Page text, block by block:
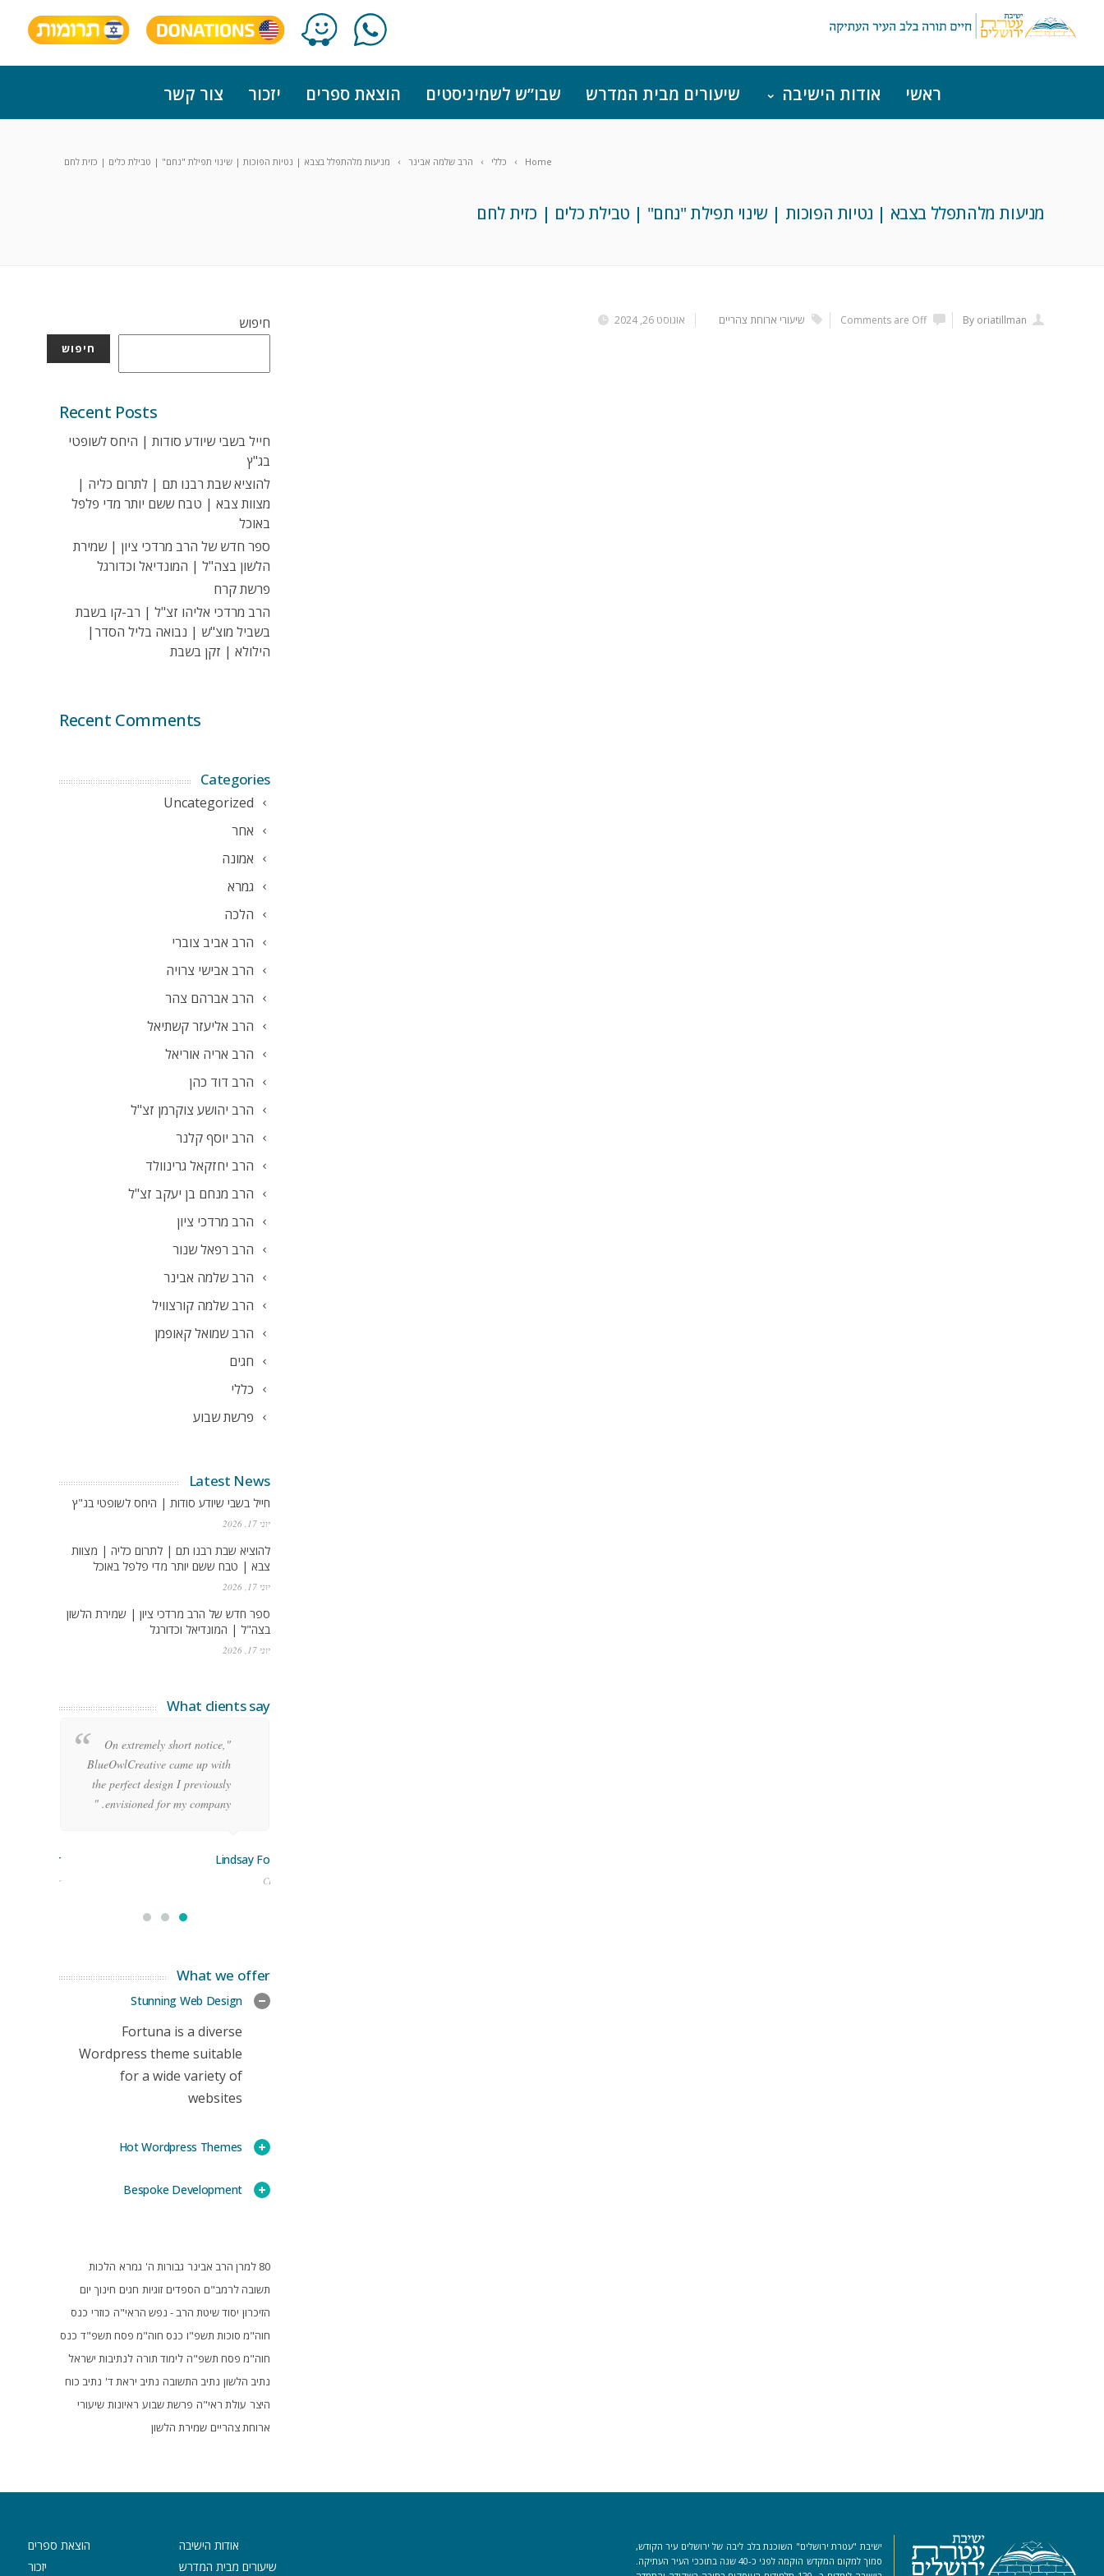
ראשי אודות הישיבה שיעורים מבית המדרש שבו”ש לשמיניסטים הוצאת ספרים יזכור צור קשר
Home כללי הרב שלמה אבינר מניעות מלהתפלל בצבא | נטיות הפוכות | שינוי תפילת "נחם" | טבילת כלים | כזית לחם
מניעות מלהתפלל בצבא | נטיות הפוכות | שינוי תפילת "נחם" | טבילת כלים | כזית לחם
אוגוסט 26, 2024 By oriatillman
Comments are Off שיעורי ארוחת צהריים חיפוש
חיפוש
Recent Posts
חייל בשבי שיודע סודות | היחס לשופטי
בג"ץ
להוציא שבת רבנו תם | לתרום כליה |
מצוות צבא | טבח ששם יותר מדי פלפל
באוכל
ספר חדש של הרב מרדכי ציון | שמירת
הלשון בצה"ל | המונדיאל וכדורגל
פרשת קרח
הרב מרדכי אליהו זצ"ל | רב-קו בשבת
בשביל מוצ"ש | נבואה בליל הסדר|
הילולא | זקן בשבת
Recent Comments
Categories
Uncategorized
אחר
אמונה
גמרא
הלכה
הרב אביב צוברי
הרב אבישי צרויה
הרב אברהם צהר
הרב אליעזר קשתיאל
הרב אריה אוריאל
הרב דוד כהן
הרב יהושע צוקרמן זצ"ל
הרב יוסף קלנר
הרב יחזקאל גרינוולד
הרב מנחם בן יעקב זצ"ל
הרב מרדכי ציון
הרב רפאל שנור
הרב שלמה אבינר
הרב שלמה קורצוויל
הרב שמואל קאופמן
חגים
כללי
פרשת שבוע
Latest News
חייל בשבי שיודע סודות | היחס לשופטי בג"ץ
יוני 17, 2026
להוציא שבת רבנו תם | לתרום כליה | מצוות
צבא | טבח ששם יותר מדי פלפל באוכל
יוני 17, 2026
ספר חדש של הרב מרדכי ציון | שמירת הלשון
בצה"ל | המונדיאל וכדורגל
יוני 17, 2026
What clients say
"On extremely short notice,
BlueOwlCreative came up with
the perfect design I previously
envisioned for my company. "
Lindsay Ford
CEO
Stoner
Manager
What we offer
Stunning Web Design
Fortuna is a diverse
Wordpress theme suitable
for a wide variety of
websites
Hot Wordpress Themes
Bespoke Development
80 למרן הרב אבינר גבורות ה' גמרא הלכות
תשובה לרמב"ם הספדים זוגיות חגים חינוך יום
הזיכרון יסוד שיטת הרב - נפש הראי"ה כוזרי כנס
חוה"מ סוכות תשפ"ו כנס חוה"מ פסח תשפ"ד כנס
חוה"מ פסח תשפ"ה לימוד תורה לנתיבות ישראל
נתיב הלשון נתיב התשובה נתיב יראת ד' נתיב כוח
היצר עולת ראי"ה פרשת שבוע ראיונות שיעורי
ארוחת צהריים שמירת הלשון
ישיבת "עטרת ירושלים" השוכנת בלב ליבה של ירושלים עיר הקודש,
סמוך למקום המקדש הוקמה לפני כ-40 שנה בתוככי העיר העתיקה.
אודות הישיבה
שיעורים מבית המדרש
הוצאת ספרים
יזכור